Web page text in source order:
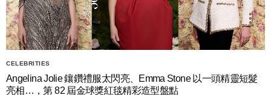
CELEBRITIES
Angelina Jolie 鑲鑽禮服太閃亮、Emma Stone 以一頭精靈短髮
亮相…，第 82 屆金球獎紅毯精彩造型盤點